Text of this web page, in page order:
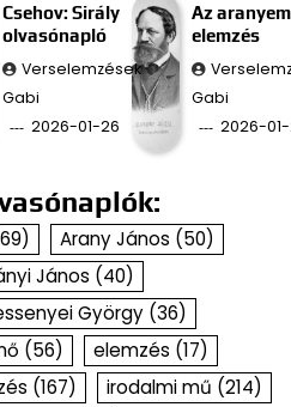
Csehov: Sirály
olvasónapló
Verselemzések
Gabi
2026-01-26
Az
elemzés
Gabi
2026-
Arany János (50)
János (40)
György (36)
(56) elemzés (17)
(167) irodalmi mű (214)